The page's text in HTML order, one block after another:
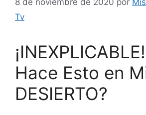
Tv
Hace Esto en
DESIERTO?